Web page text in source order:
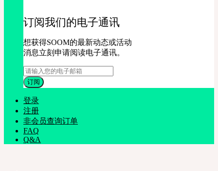
订阅我们的电子通讯
想获得SOOM的最新动态或活动
消息立刻申请阅读电子通讯。
登录
注册
非会员查询订单
FAQ
Q&A